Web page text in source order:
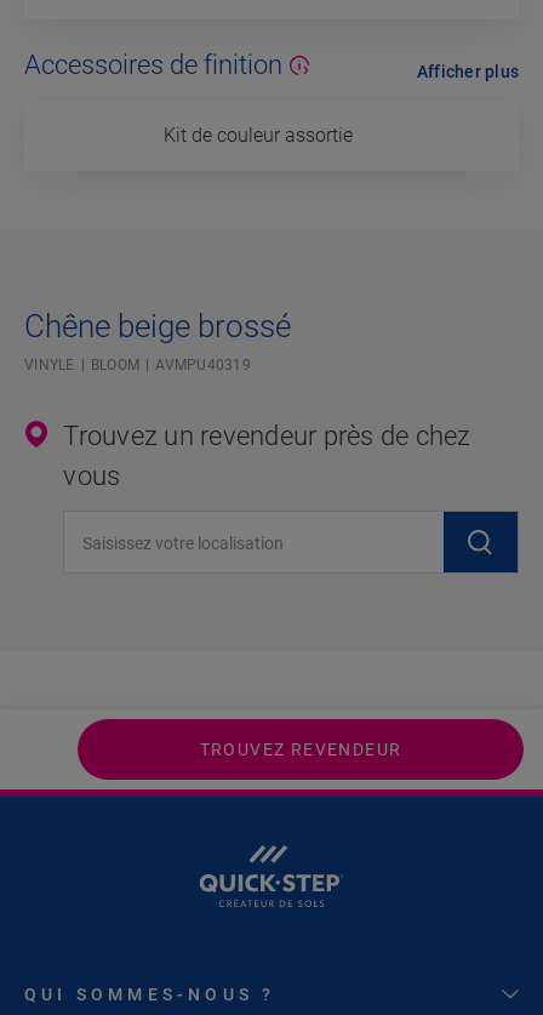
Accessoires de finition
Kit de couleur assortie
Afficher plus
Chêne beige brossé
VINYLE BLOOM AVMPU40319
Trouvez un revendeur près de chez
vous
TROUVEZ REVENDEUR
QUI SOMMES-NOUS ?